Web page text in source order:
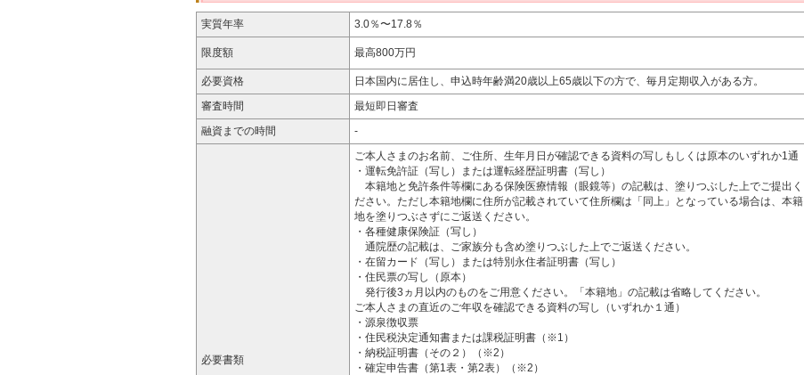
実質年率 3.0％〜17.8％
限度額 最高800万円
必要資格
日本国内に居住し、申込時年齢満20歳以上65歳以下の方で、毎月定期収入がある方。
審査時間
最短即日審査
融資までの時間
-
必要書類
ご本人さまのお名前、ご住所、生年月日が確認できる資料の写しもしくは原本のいずれか1通
・運転免許証（写し）または運転経歴証明書（写し）
本籍地と免許条件等欄にある保険医療情報（眼鏡等）の記載は、塗りつぶした上でご提出く
ださい。ただし本籍地欄に住所が記載されていて住所欄は「同上」となっている場合は、本籍
地を塗りつぶさずにご返送ください。
・各種健康保険証（写し）
通院歴の記載は、ご家族分も含め塗りつぶした上でご返送ください。
・在留カード（写し）または特別永住者証明書（写し）
・住民票の写し（原本）
発行後3ヵ月以内のものをご用意ください。「本籍地」の記載は省略してください。
ご本人さまの直近のご年収を確認できる資料の写し（いずれか１通）
・源泉徴収票
・住民税決定通知書または課税証明書（※1）
・納税証明書（その２）（※2）
・確定申告書（第1表・第2表）（※2）